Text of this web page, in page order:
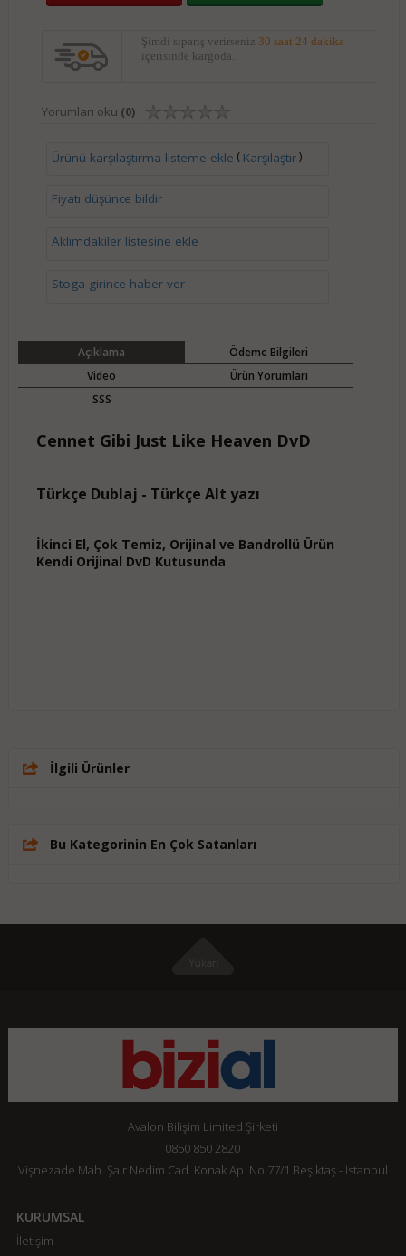
Şimdi sipariş verirseniz 30 saat 24 dakika
içerisinde kargoda.
Yorumları oku (0)
Ürünü karşılaştırma listeme ekle ( Karşılaştır)
Fiyatı düşünce bildir
Aklımdakiler listesine ekle
Stoga girince haber ver
Açıklama
Ödeme Bilgileri
Video
Ürün Yorumları
SSS
Cennet Gibi Just Like Heaven DvD
Türkçe Dublaj - Türkçe Alt yazı
İkinci El, Çok Temiz, Orijinal ve Bandrollü Ürün
Kendi Orijinal DvD Kutusunda
İlgili Ürünler
Bu Kategorinin En Çok Satanları
Avalon Bilişim Limited Şirketi
0850 850 2820
Vişnezade Mah. Şair Nedim Cad. Konak Ap. No:77/1 Beşiktaş - İstanbul
KURUMSAL
İletişim